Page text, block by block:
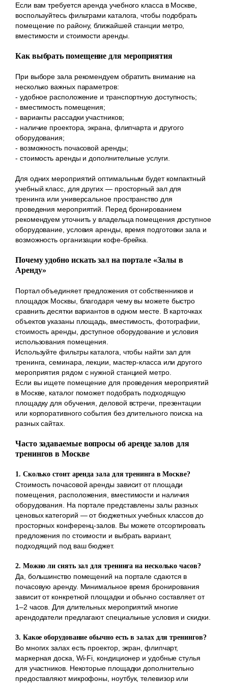
Если вам требуется аренда учебного класса в Москве,
воспользуйтесь фильтрами каталога, чтобы подобрать
помещение по району, ближайшей станции метро,
вместимости и стоимости аренды.
Как выбрать помещение для мероприятия
При выборе зала рекомендуем обратить внимание на
несколько важных параметров:
- удобное расположение и транспортную доступность;
- вместимость помещения;
- варианты рассадки участников;
- наличие проектора, экрана, флипчарта и другого
оборудования;
- возможность почасовой аренды;
- стоимость аренды и дополнительные услуги.
Для одних мероприятий оптимальным будет компактный
учебный класс, для других — просторный зал для
тренинга или универсальное пространство для
проведения мероприятий. Перед бронированием
рекомендуем уточнить у владельца помещения доступное
оборудование, условия аренды, время подготовки зала и
возможность организации кофе-брейка.
Почему удобно искать зал на портале «Залы в
Аренду»
Портал объединяет предложения от собственников и
площадок Москвы, благодаря чему вы можете быстро
сравнить десятки вариантов в одном месте. В карточках
объектов указаны площадь, вместимость, фотографии,
стоимость аренды, доступное оборудование и условия
использования помещения.
Используйте фильтры каталога, чтобы найти зал для
тренинга, семинара, лекции, мастер-класса или другого
мероприятия рядом с нужной станцией метро.
Если вы ищете помещение для проведения мероприятий
в Москве, каталог поможет подобрать подходящую
площадку для обучения, деловой встречи, презентации
или корпоративного события без длительного поиска на
разных сайтах.
Часто задаваемые вопросы об аренде залов для
тренингов в Москве
1. Сколько стоит аренда зала для тренинга в Москве?
Стоимость почасовой аренды зависит от площади
помещения, расположения, вместимости и наличия
оборудования. На портале представлены залы разных
ценовых категорий — от бюджетных учебных классов до
просторных конференц-залов. Вы можете отсортировать
предложения по стоимости и выбрать вариант,
подходящий под ваш бюджет.
2. Можно ли снять зал для тренинга на несколько часов?
Да, большинство помещений на портале сдаются в
почасовую аренду. Минимальное время бронирования
зависит от конкретной площадки и обычно составляет от
1–2 часов. Для длительных мероприятий многие
арендодатели предлагают специальные условия и скидки.
3. Какое оборудование обычно есть в залах для тренингов?
Во многих залах есть проектор, экран, флипчарт,
маркерная доска, Wi-Fi, кондиционер и удобные стулья
для участников. Некоторые площадки дополнительно
предоставляют микрофоны, ноутбук, телевизор или